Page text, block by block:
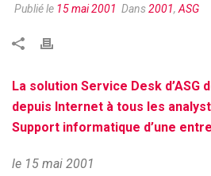
Publié le 15 mai 2001 Dans2001, ASG
La solution Service Desk d’ASG
depuis Internet à tous les
Support informatique d’une
le 15 mai 2001